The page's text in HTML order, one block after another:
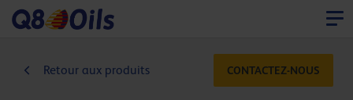
Retour aux produits CONTACTEZ-NOUS